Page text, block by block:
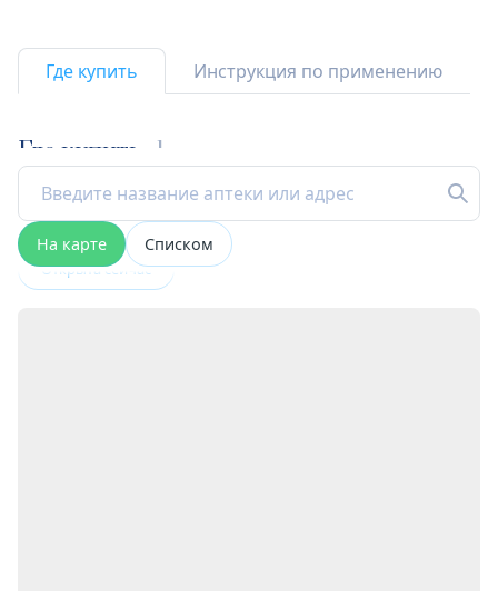
Где купить Инструкция по применению
Где купить 1
На карте Списком
Открыта сейчас